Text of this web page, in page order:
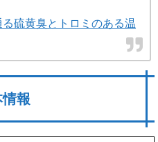
硫黄臭とトロミのある温
報